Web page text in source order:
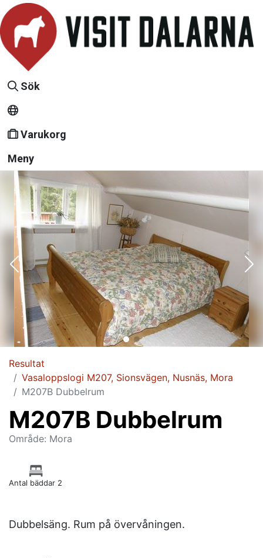
Sök
Varukorg
Meny
Resultat
Vasaloppslogi M207, Sionsvägen, Nusnäs, Mora
M207B Dubbelrum
M207B Dubbelrum
Område: Mora
Antal bäddar 2
Dubbelsäng. Rum på övervåningen.